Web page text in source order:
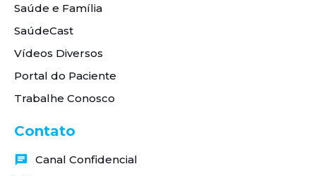
Saúde e Família
SaúdeCast
Vídeos Diversos
Portal do Paciente
Trabalhe Conosco
Contato
Canal Confidencial